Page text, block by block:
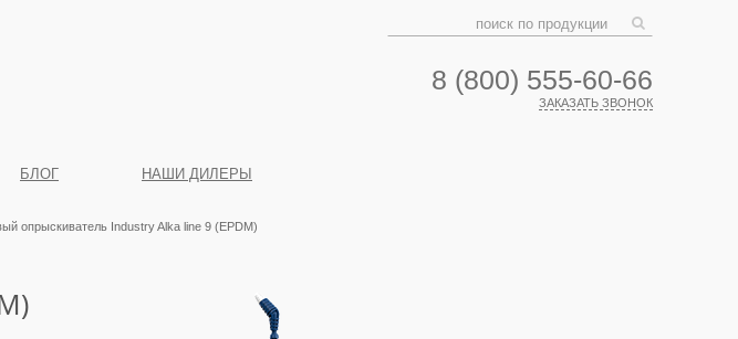
8 (800) 555-60-66
ЗАКАЗАТЬ ЗВОНОК
БЛОГ НАШИ ДИЛЕРЫ
опрыскиватель Industry Alka line 9 (EPDM)